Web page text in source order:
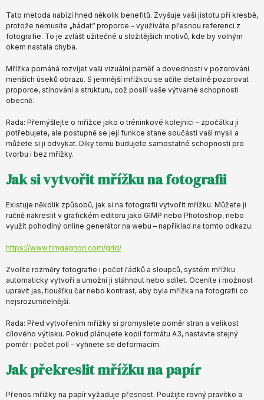
Tato metoda nabízí hned několik benefitů. Zvyšuje vaši jistotu při kresbě,
protože nemusíte „hádat“ proporce – využíváte přesnou referenci z
fotografie. To je zvlášť užitečné u složitějších motivů, kde by volným
okem nastala chyba.
Mřížka pomáhá rozvíjet vaši vizuální paměť a dovednosti v pozorování
menších úseků obrazu. S jemnější mřížkou se učíte detailně pozorovat
proporce, stínování a strukturu, což posílí vaše výtvarné schopnosti
obecně.
Rada: Přemýšlejte o mřížce jako o tréninkové kolejnici – zpočátku ji
potřebujete, ale postupně se její funkce stane součástí vaší mysli a
můžete si ji odvykat. Díky tomu budujete samostatné schopnosti pro
tvorbu i bez mřížky.
Jak si vytvořit mřížku na fotografii
Existuje několik způsobů, jak si na fotografii vytvořit mřížku. Můžete ji
ručně nakreslit v grafickém editoru jako GIMP nebo Photoshop, nebo
využít pohodlný online generátor na webu – například na tomto odkazu:
https://www.timgagnon.com/grid/
Zvolíte rozměry fotografie i počet řádků a sloupců, systém mřížku
automaticky vytvoří a umožní ji stáhnout nebo sdílet. Oceníte i možnost
upravit jas, tloušťku čar nebo kontrast, aby byla mřížka na fotografii co
nejsrozumitelnější.
Rada: Před vytvořením mřížky si promyslete poměr stran a velikost
cílového výtisku. Pokud plánujete kopii formátu A3, nastavte stejný
poměr i počet polí – vyhnete se deformacím.
Jak překreslit mřížku na papír
Přenos mřížky na papír vyžaduje přesnost. Použijte rovný pravítko a